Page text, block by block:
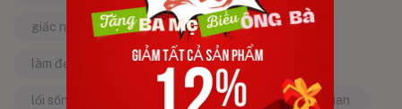
giấc ngủ ngon kinh nghiệm dân gian
làm đẹp từ bên trong làm đẹp tự nhiên
lối sống lành mạnh mật ong mẹo dân gian